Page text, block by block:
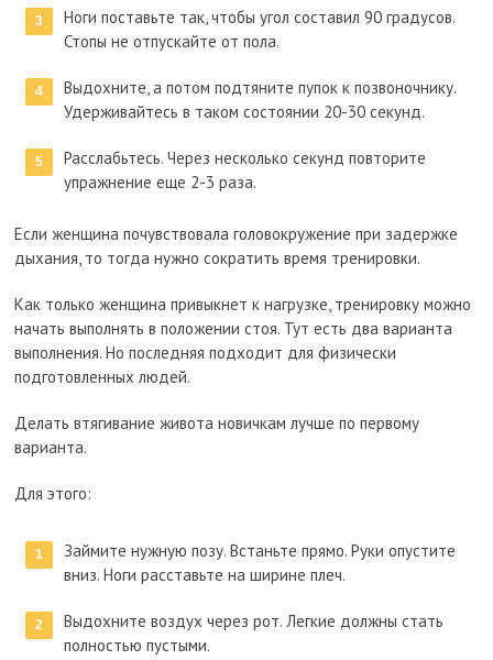
Ноги поставьте так, чтобы угол составил 90 градусов.
Стопы не отпускайте от пола.
Выдохните, а потом подтяните пупок к позвоночнику.
Удерживайтесь в таком состоянии 20-30 секунд.
Расслабьтесь. Через несколько секунд повторите
упражнение еще 2-3 раза.
Если женщина почувствовала головокружение при задержке
дыхания, то тогда нужно сократить время тренировки.
Как только женщина привыкнет к нагрузке, тренировку можно
начать выполнять в положении стоя. Тут есть два варианта
выполнения. Но последняя подходит для физически
подготовленных людей.
Делать втягивание живота новичкам лучше по первому
варианта.
Для этого:
Займите нужную позу. Встаньте прямо. Руки опустите
вниз. Ноги расставьте на ширине плеч.
Выдохните воздух через рот. Легкие должны стать
полностью пустыми.